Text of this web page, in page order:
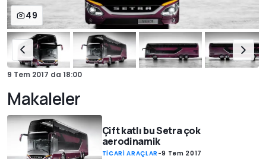
49
9 Tem 2017 da 18:00
Makaleler
Çift katlı bu Setra çok
aerodinamik
TİCARİ ARAÇLAR -9 Tem 2017